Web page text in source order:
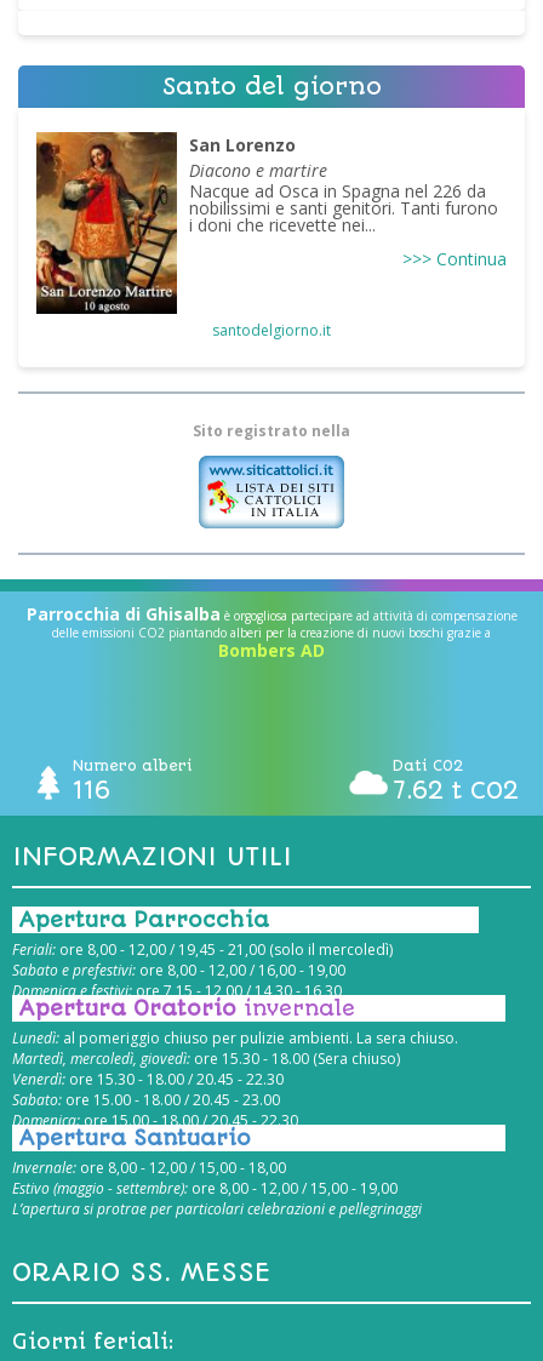
Santo del giorno
San Lorenzo
Diacono e martire
Nacque ad Osca in Spagna nel 226 da
nobilissimi e santi genitori. Tanti furono
i doni che ricevette nei...
>>> Continua
santodelgiorno.it
Sito registrato nella
Parrocchia di Ghisalba è orgogliosa partecipare ad attività di compensazione
delle emissioni CO2 piantando alberi per la creazione di nuovi boschi grazie a
Bombers AD
Numero alberi
116
Dati CO2
7.62 t CO2
INFORMAZIONI UTILI
Apertura Parrocchia
Feriali: ore 8,00 - 12,00 / 19,45 - 21,00 (solo il mercoledì)
Sabato e prefestivi: ore 8,00 - 12,00 / 16,00 - 19,00
Domenica e festivi:ore 7,15 - 12,00 / 14,30 - 16,30
Apertura Oratorio invernale
Lunedì: al pomeriggio chiuso per pulizie ambienti. La sera chiuso.
Martedì, mercoledì, giovedì: ore 15.30 - 18.00 (Sera chiuso)
Venerdì: ore 15.30 - 18.00 / 20.45 - 22.30
Sabato: ore 15.00 - 18.00 / 20.45 - 23.00
Domenica:ore 15.00 - 18.00 / 20.45 - 22.30
Apertura Santuario
Invernale: ore 8,00 - 12,00 / 15,00 - 18,00
Estivo (maggio - settembre): ore 8,00 - 12,00 / 15,00 - 19,00
L’apertura si protrae per particolari celebrazioni e pellegrinaggi
ORARIO SS. MESSE
Giorni feriali: